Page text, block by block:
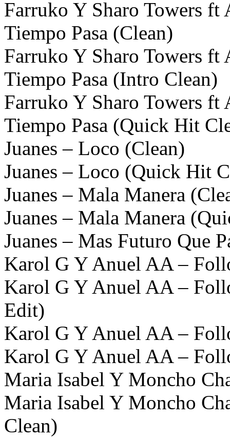
Farruko Y Sharo Towers
Tiempo Pasa (Clean)
Farruko Y Sharo Towers
Tiempo Pasa (Intro Clean)
Farruko Y Sharo Towers
Tiempo Pasa (Quick Hit
Juanes – Loco (Clean)
Juanes – Loco (Quick Hit
Juanes – Mala Manera
Juanes – Mala Manera
Juanes – Mas Futuro Que
Karol G Y Anuel AA –
Karol G Y Anuel AA –
Edit)
Karol G Y Anuel AA –
Karol G Y Anuel AA –
Maria Isabel Y Moncho
Maria Isabel Y Moncho
Clean)